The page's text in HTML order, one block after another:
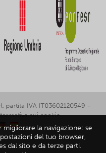
partita IVA IT03602120549 -
sui cookie
la navigazione: se
del tuo browser,
dal sito e da terze parti.